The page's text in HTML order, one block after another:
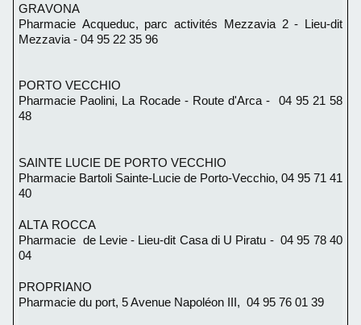
GRAVONA
Pharmacie Acqueduc, parc activités Mezzavia 2 - Lieu-dit
Mezzavia - 04 95 22 35 96
PORTO VECCHIO
Pharmacie Paolini, La Rocade - Route d'Arca - 04 95 21 58
48
SAINTE LUCIE DE PORTO VECCHIO
Pharmacie Bartoli Sainte-Lucie de Porto-Vecchio, 04 95 71 41
40
ALTA ROCCA
Pharmacie de Levie - Lieu-dit Casa di U Piratu - 04 95 78 40
04
PROPRIANO
Pharmacie du port, 5 Avenue Napoléon III, 04 95 76 01 39